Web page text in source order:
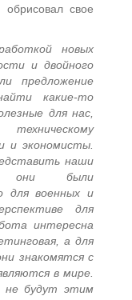
обрисовал свое
новых
и двойного
предложение
какие-то
для нас,
техническому
и экономисты.
наши
они были
для военных и
для
интересна
а для
знакомятся с
в мире.
не будут этим